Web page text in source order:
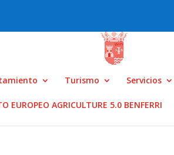
Turismo Servicios
EUROPEO AGRICULTURE 5.0 BENFERRI